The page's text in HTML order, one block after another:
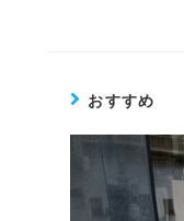
おすすめ